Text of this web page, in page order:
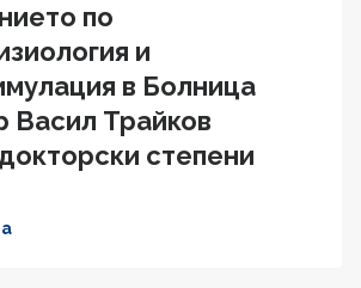
по
и
в Болница
Васил Трайков
степени